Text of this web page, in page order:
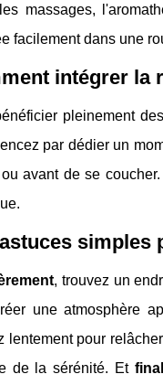
massages,
facilement dans une
intégrer la
pleinement
par dédier un
avant de se
simples
, trouvez un
une atmosphère
lentement pour
de la sérénité. Et